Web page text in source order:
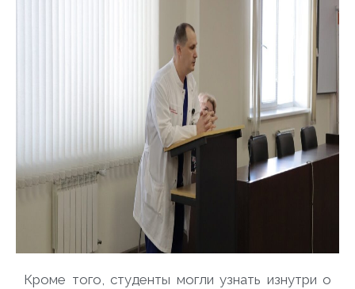
Кроме того, студенты могли узнать изнутри о